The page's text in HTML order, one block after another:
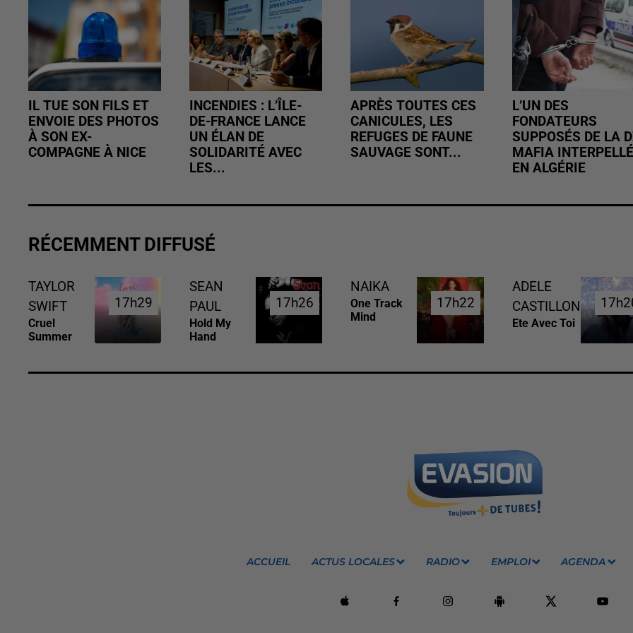
IL TUE SON FILS ET
ENVOIE DES PHOTOS
À SON EX-
COMPAGNE À NICE
INCENDIES : L’ÎLE-
DE-FRANCE LANCE
UN ÉLAN DE
SOLIDARITÉ AVEC
LES...
APRÈS TOUTES CES
CANICULES, LES
REFUGES DE FAUNE
SAUVAGE SONT...
L’UN DES
FONDATEURS
SUPPOSÉS DE LA
MAFIA INTERPELLÉ
EN ALGÉRIE
RÉCEMMENT DIFFUSÉ
TAYLOR
SWIFT
Cruel
Summer
17h29
17h29
SEAN
PAUL
Hold My
Hand
17h26
17h26
NAIKA
One Track
Mind
17h22
17h22
ADELE
CASTILLON
Ete Avec Toi
ACCUEIL ACTUS LOCALES RADIO EMPLOI AGENDA